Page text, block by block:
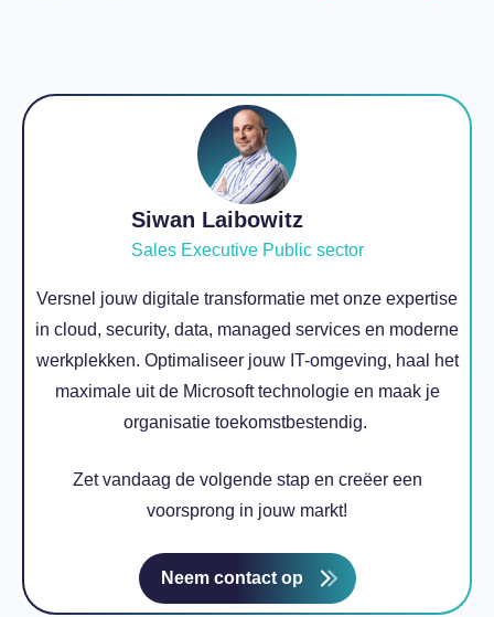
Siwan Laibowitz
Sales Executive Public sector
Versnel jouw digitale transformatie met onze expertise
in cloud, security, data, managed services en moderne
werkplekken. Optimaliseer jouw IT-omgeving, haal het
maximale uit de Microsoft technologie en maak je
organisatie toekomstbestendig.
Zet vandaag de volgende stap en creëer een
voorsprong in jouw markt!
Neem contact op